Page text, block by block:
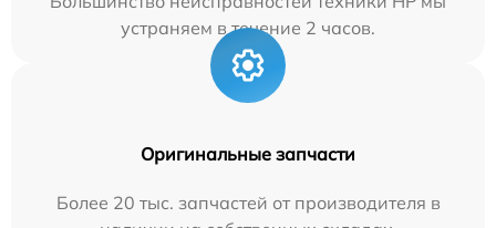
устраняем в течение 2 часов.
Оригинальные запчасти
Более 20 тыс. запчастей от производителя в